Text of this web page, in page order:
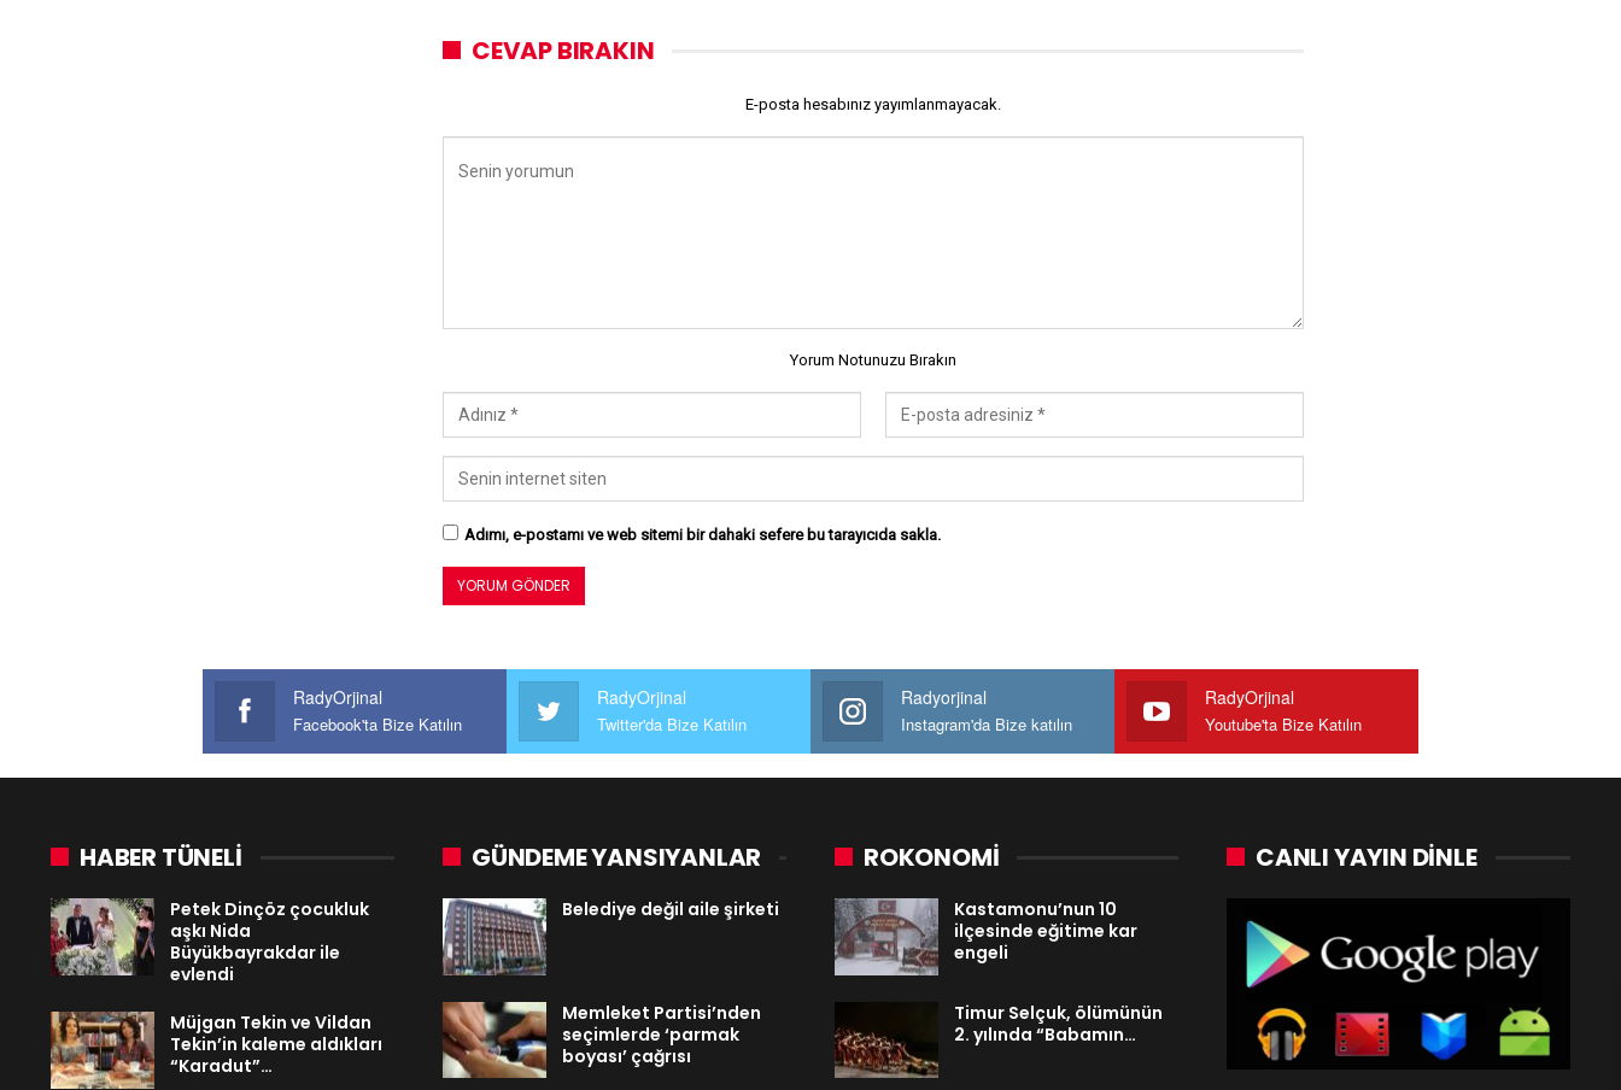
CEVAP BIRAKIN
E-posta hesabınız yayımlanmayacak.
Yorum Notunuzu Bırakın
Adımı, e-postamı ve web sitemi bir dahaki sefere bu tarayıcıda sakla.
RadyOrjinal
Facebook'ta Bize Katılın
RadyOrjinal
Twitter'da Bize Katılın
Radyorjinal
Instagram'da Bize katılın
RadyOrjinal
Youtube'ta Bize Katılın
HABER TÜNELİ
Petek Dinçöz çocukluk
aşkı Nida
Büyükbayrakdar ile
evlendi
Müjgan Tekin ve Vildan
Tekin’in kaleme aldıkları
“Karadut”…
GÜNDEME YANSIYANLAR
Belediye değil aile şirketi
Memleket Partisi’nden
seçimlerde ‘parmak
boyası’ çağrısı
ROKONOMİ
Kastamonu’nun 10
ilçesinde eğitime kar
engeli
Timur Selçuk, ölümünün
2. yılında “Babamın…
CANLI YAYIN DINLE